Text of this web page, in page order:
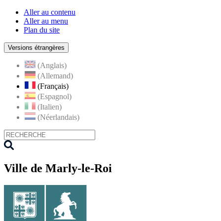
Aller au contenu
Aller au menu
Plan du site
Versions étrangères
(Anglais)
(Allemand)
(Français)
(Espagnol)
(Italien)
(Néerlandais)
Ville de Marly-le-Roi